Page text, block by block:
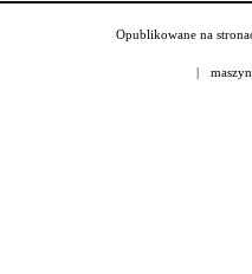
Opublikowane na
|